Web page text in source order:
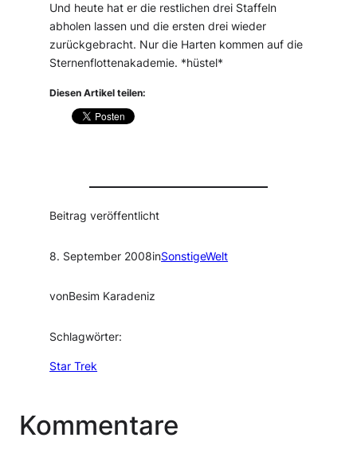
Und heute hat er die restlichen drei Staffeln
abholen lassen und die ersten drei wieder
zurückgebracht. Nur die Harten kommen auf die
Sternenflottenakademie. *hüstel*
Diesen Artikel teilen:
Beitrag veröffentlicht
8. September 2008inSonstigeWelt
vonBesim Karadeniz
Schlagwörter:
Star Trek
Kommentare